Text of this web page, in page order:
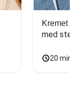
Kremet
med
20